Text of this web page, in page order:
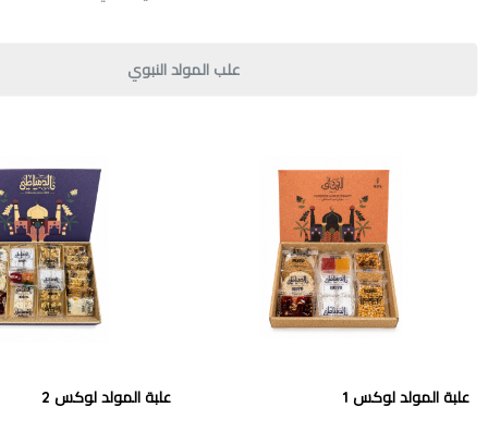
علب المولد النبوي
علبة المولد لوكس 1 علبة المولد لوكس 2